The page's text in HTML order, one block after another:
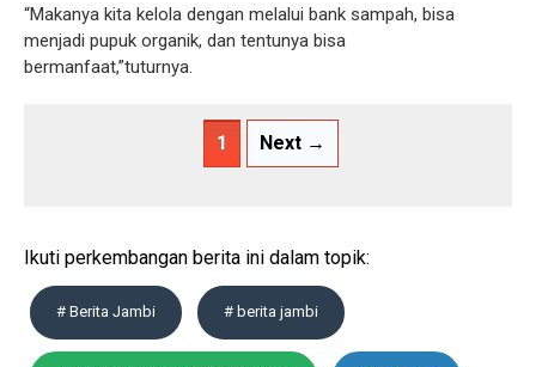
“Makanya kita kelola dengan melalui bank sampah, bisa
menjadi pupuk organik, dan tentunya bisa
bermanfaat,”tuturnya.
1 Next →
Ikuti perkembangan berita ini dalam topik:
# Berita Jambi # berita jambi